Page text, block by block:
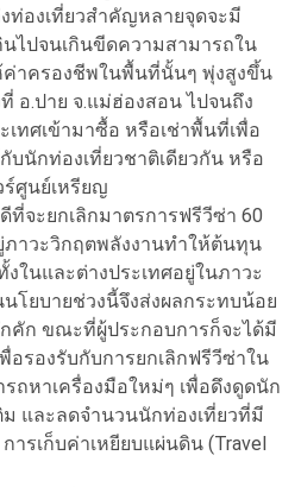
ท่องเที่ยวสำคัญหลายจุดจะมี
ไปจนเกินขีดความสามารถใน
ค่าครองชีพในพื้นที่นั้นๆ พุ่งสูงขึ้น
อ.ปาย จ.แม่ฮ่องสอน ไปจนถึง
เทศเข้ามาซื้อ หรือเช่าพื้นที่เพื่อ
บนักท่องเที่ยวชาติเดียวกัน หรือ
ร์ศูนย์เหรียญ
ที่จะยกเลิกมาตรการฟรีวีซ่า 60
ภาวะวิกฤตพลังงานทำให้ต้นทุน
ในและต่างประเทศอยู่ในภาวะ
โยบายช่วงนี้จึงส่งผลกระทบน้อย
คัก ขณะที่ผู้ประกอบการก็จะได้มี
อรองรับกับการยกเลิกฟรีวีซ่าใน
ถหาเครื่องมือใหม่ๆ เพื่อดึงดูดนัก
ม และลดจำนวนนักท่องเที่ยวที่มี
ารเก็บค่าเหยียบแผ่นดิน (Travel